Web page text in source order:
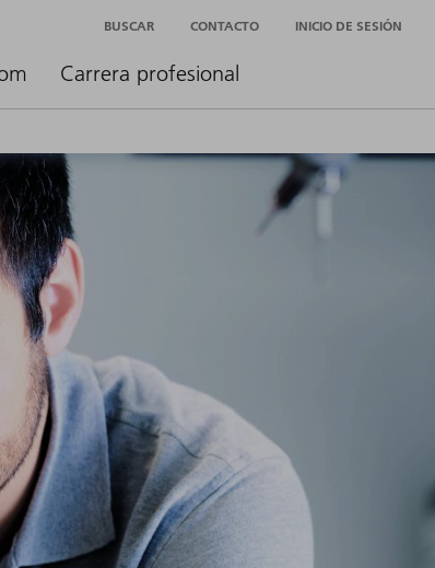
Carrera profesional
BUSCAR CONTACTO INICIO DE SESIÓN